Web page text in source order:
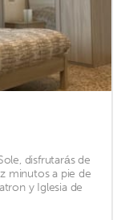
disfrutarás de
minutos a pie de
y Iglesia de